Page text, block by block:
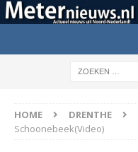
HOME DRENTHE
Schoonebeek(Video)